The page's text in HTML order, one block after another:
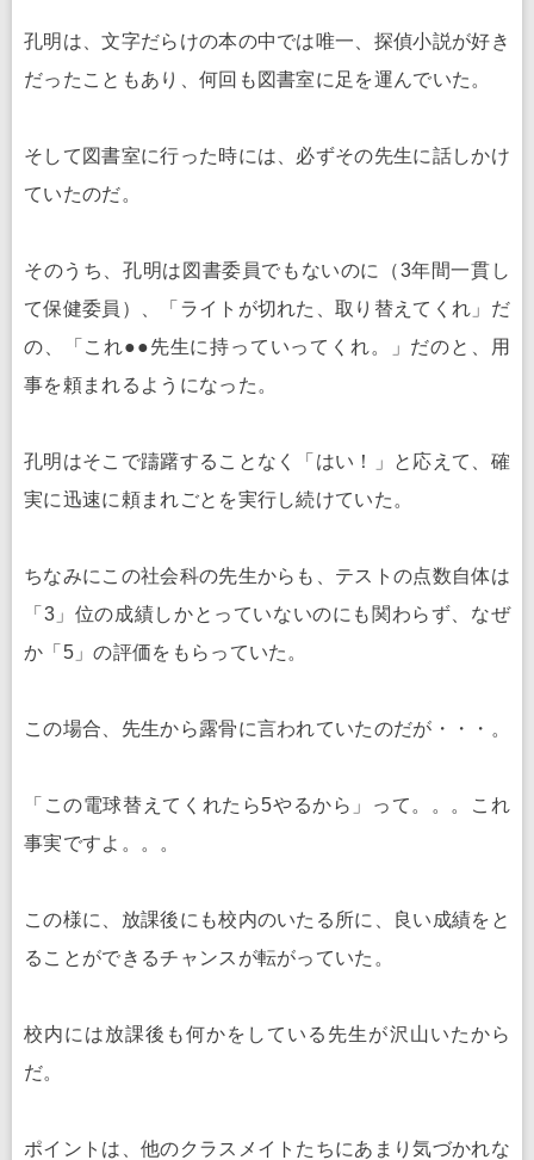
孔明は、文字だらけの本の中では唯一、探偵小説が好き
だったこともあり、何回も図書室に足を運んでいた。
そして図書室に行った時には、必ずその先生に話しかけ
ていたのだ。
そのうち、孔明は図書委員でもないのに（3年間一貫し
て保健委員）、「ライトが切れた、取り替えてくれ」だ
の、「これ●●先生に持っていってくれ。」だのと、用
事を頼まれるようになった。
孔明はそこで躊躇することなく「はい！」と応えて、確
実に迅速に頼まれごとを実行し続けていた。
ちなみにこの社会科の先生からも、テストの点数自体は
「3」位の成績しかとっていないのにも関わらず、なぜ
か「5」の評価をもらっていた。
この場合、先生から露骨に言われていたのだが・・・。
「この電球替えてくれたら5やるから」って。。。これ
事実ですよ。。。
この様に、放課後にも校内のいたる所に、良い成績をと
ることができるチャンスが転がっていた。
校内には放課後も何かをしている先生が沢山いたから
だ。
ポイントは、他のクラスメイトたちにあまり気づかれな